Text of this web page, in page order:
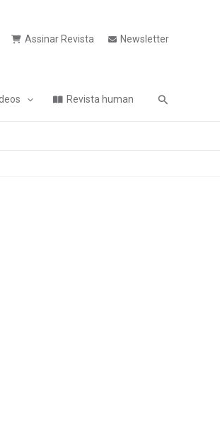
Assinar Revista Newsletter
Revista human Pesquisa